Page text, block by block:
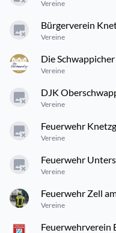
Vereine
Bürgerverein
Vereine
Die Schwappicher
Vereine
DJK
Vereine
Feuerwehr
Vereine
Feuerwehr
Vereine
Feuerwehr Zell
Vereine
Feuerwehrverein